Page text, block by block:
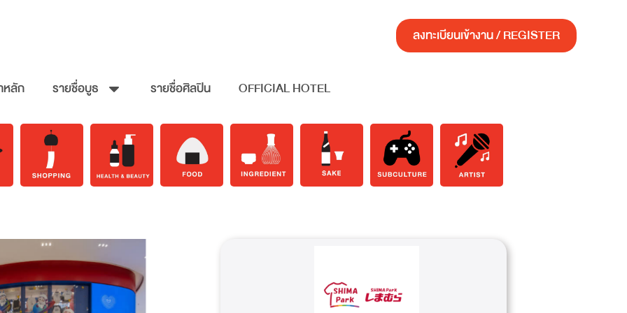
ลงทะเบียนเข้างาน / REGISTER
ลัก รายชื่อบูธ รายชื่อศิลปิน OFFICIAL HOTEL